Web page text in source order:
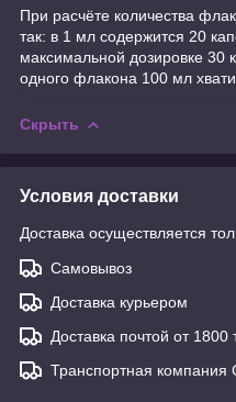
При расчёте количества
так: в 1 мл содержится 20
максимальной дозировке 30
одного флакона 100 мл
Скрыть
Условия доставки
Доставка осуществляется
Самовывоз
Доставка курьером
Доставка почтой от 1800
Транспортная компания